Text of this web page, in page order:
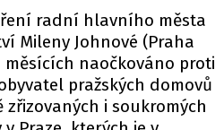
radní hlavního města
Mileny Johnové (Praha
naočkováno proti
pražských domovů
zřizovaných i soukromých